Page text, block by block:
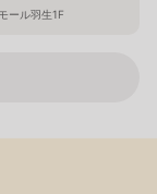
ール羽生1F